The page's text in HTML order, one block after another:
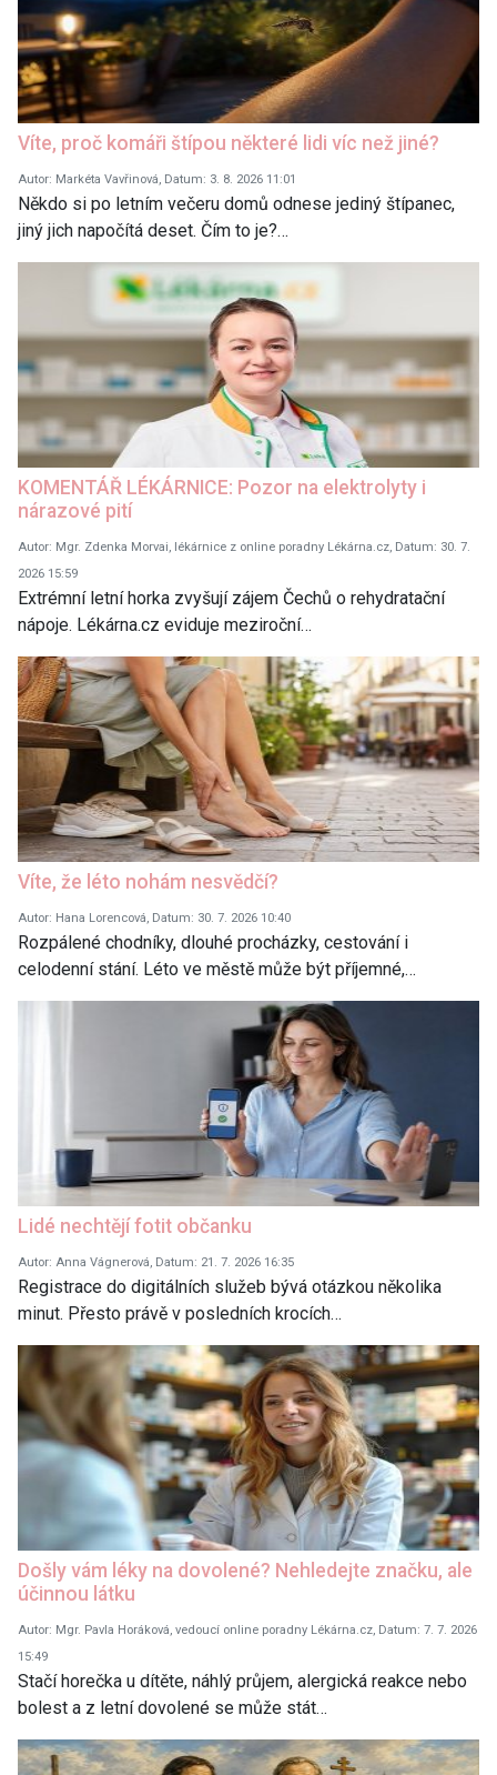
Víte, proč komáři štípou některé lidi víc než jiné?
Autor: Markéta Vavřinová, Datum: 3. 8. 2026 11:01
Někdo si po letním večeru domů odnese jediný štípanec,
jiný jich napočítá deset. Čím to je?…
KOMENTÁŘ LÉKÁRNICE: Pozor na elektrolyty i
nárazové pití
Autor: Mgr. Zdenka Morvai, lékárnice z online poradny Lékárna.cz, Datum: 30. 7.
2026 15:59
Extrémní letní horka zvyšují zájem Čechů o rehydratační
nápoje. Lékárna.cz eviduje meziroční…
Víte, že léto nohám nesvědčí?
Autor: Hana Lorencová, Datum: 30. 7. 2026 10:40
Rozpálené chodníky, dlouhé procházky, cestování i
celodenní stání. Léto ve městě může být příjemné,…
Lidé nechtějí fotit občanku
Autor: Anna Vágnerová, Datum: 21. 7. 2026 16:35
Registrace do digitálních služeb bývá otázkou několika
minut. Přesto právě v posledních krocích…
Došly vám léky na dovolené? Nehledejte značku, ale
účinnou látku
Autor: Mgr. Pavla Horáková, vedoucí online poradny Lékárna.cz, Datum: 7. 7. 2026
15:49
Stačí horečka u dítěte, náhlý průjem, alergická reakce nebo
bolest a z letní dovolené se může stát…